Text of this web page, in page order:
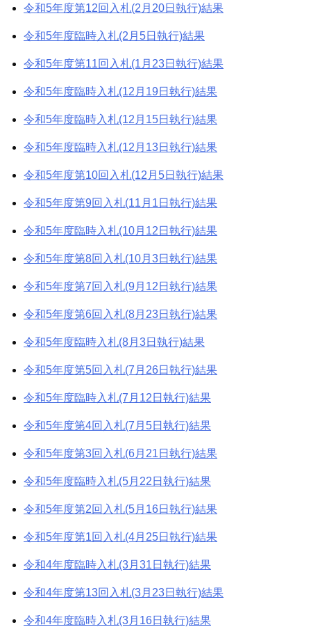
令和5年度第12回入札(2月20日執行)結果
令和5年度臨時入札(2月5日執行)結果
令和5年度第11回入札(1月23日執行)結果
令和5年度臨時入札(12月19日執行)結果
令和5年度臨時入札(12月15日執行)結果
令和5年度臨時入札(12月13日執行)結果
令和5年度第10回入札(12月5日執行)結果
令和5年度第9回入札(11月1日執行)結果
令和5年度臨時入札(10月12日執行)結果
令和5年度第8回入札(10月3日執行)結果
令和5年度第7回入札(9月12日執行)結果
令和5年度第6回入札(8月23日執行)結果
令和5年度臨時入札(8月3日執行)結果
令和5年度第5回入札(7月26日執行)結果
令和5年度臨時入札(7月12日執行)結果
令和5年度第4回入札(7月5日執行)結果
令和5年度第3回入札(6月21日執行)結果
令和5年度臨時入札(5月22日執行)結果
令和5年度第2回入札(5月16日執行)結果
令和5年度第1回入札(4月25日執行)結果
令和4年度臨時入札(3月31日執行)結果
令和4年度第13回入札(3月23日執行)結果
令和4年度臨時入札(3月16日執行)結果